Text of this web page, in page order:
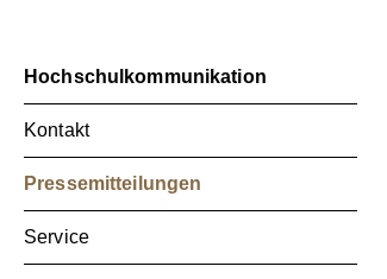
Hochschulkommunikation
Kontakt
Pressemitteilungen
Service